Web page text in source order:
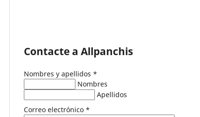
Contacte a Allpanchis
Nombres y apellidos *
Nombres
Apellidos
Correo electrónico *